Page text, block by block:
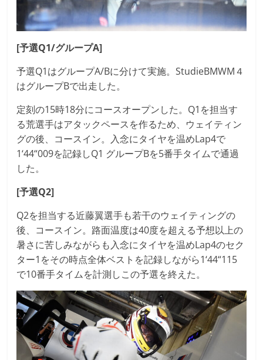
[予選Q1/グループA]
予選Q1はグループA/Bに分けて実施。StudieBMWM４
はグループBで出走した。
定刻の15時18分にコースオープンした。Q1を担当す
る荒選手はアタックペースを作るため、ウェイティン
グの後、コースイン。入念にタイヤを温めLap4で
1‘44“009を記録しQ1 グループBを5番手タイムで通過
した。
[予選Q2]
Q2を担当する近藤翼選手も若干のウェイティングの
後、コースイン。路面温度は40度を超える予想以上の
暑さに苦しみながらも入念にタイヤを温めLap4のセク
ター1をその時点全体ベストを記録しながら1‘44“115
で10番手タイムを計測しこの予選を終えた。